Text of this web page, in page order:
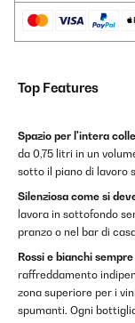
Top Features
Spazio per l'intera
da 0,75 litri in un
sotto il piano di lavoro
Silenziosa come si
lavora in sottofondo
pranzo o nel bar di
Rossi e bianchi
raffreddamento
zona superiore per i
spumanti. Ogni